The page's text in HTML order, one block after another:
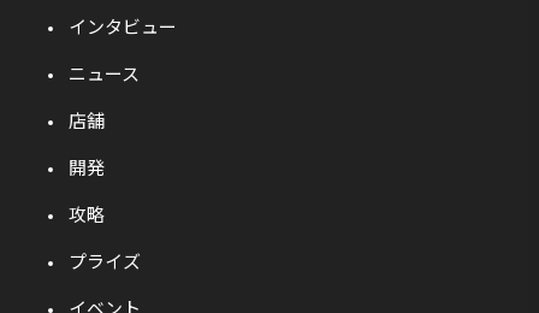
インタビュー
ニュース
店舗
開発
攻略
プライズ